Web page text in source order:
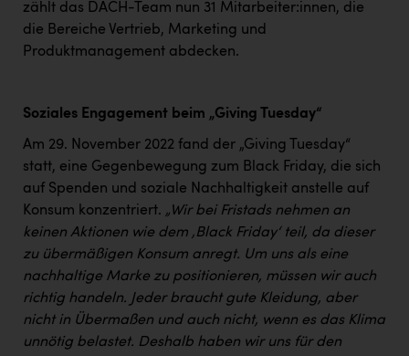
zählt das DACH-Team nun 31 Mitarbeiter:innen, die
die Bereiche Vertrieb, Marketing und
Produktmanagement abdecken.
Soziales Engagement beim „Giving Tuesday“
Am 29. November 2022 fand der „Giving Tuesday“
statt, eine Gegenbewegung zum Black Friday, die sich
auf Spenden und soziale Nachhaltigkeit anstelle auf
Konsum konzentriert. „Wir bei Fristads nehmen an
keinen Aktionen wie dem ‚Black Friday‘ teil, da dieser
zu übermäßigen Konsum anregt. Um uns als eine
nachhaltige Marke zu positionieren, müssen wir auch
richtig handeln. Jeder braucht gute Kleidung, aber
nicht in Übermaßen und auch nicht, wenn es das Klima
unnötig belastet. Deshalb haben wir uns für den